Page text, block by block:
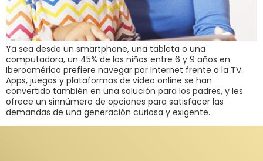
Ya sea desde un smartphone, una tableta o una
computadora, un 45% de los niños entre 6 y 9 años en
Iberoamérica prefiere navegar por Internet frente a la TV.
Apps, juegos y plataformas de video online se han
convertido también en una solución para los padres, y les
ofrece un sinnúmero de opciones para satisfacer las
demandas de una generación curiosa y exigente.